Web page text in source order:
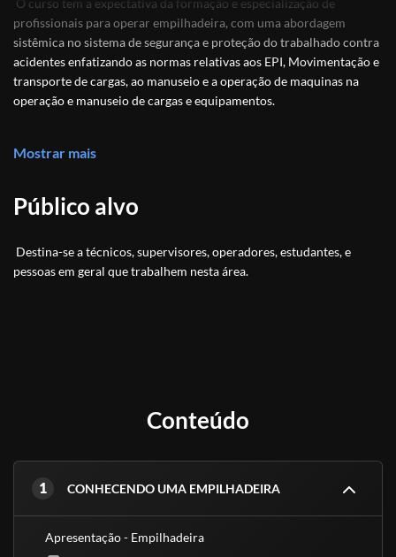
O curso tem a expectativa da formação e especialização de
profissionais para operar empilhadeira, com uma abordagem
sistêmica no sistema de segurança e proteção do trabalhado contra
acidentes enfatizando as normas relativas aos EPI, Movimentação e
transporte de cargas, ao manuseio e a operação de maquinas na
operação e manuseio de cargas e equipamentos.
mercado com salários vantajosos, competitivos e novas
Acidentes e doenças decorrentes da exposição aos riscos
primeiros socorros, Prática em Técnicas de reconhecimento dos
riscos da área de trabalho e do material a ser Manipulado; Uso
Não é obrigatório ter CNH, mas é necessário ter noções básicas de
direção.
TEORIA
Mostrar mais
Público alvo
Destina-se a técnicos, supervisores, operadores, estudantes, e
pessoas em geral que trabalhem nesta área.
Conteúdo
1 CONHECENDO UMA EMPILHADEIRA
Apresentação - Empilhadeira